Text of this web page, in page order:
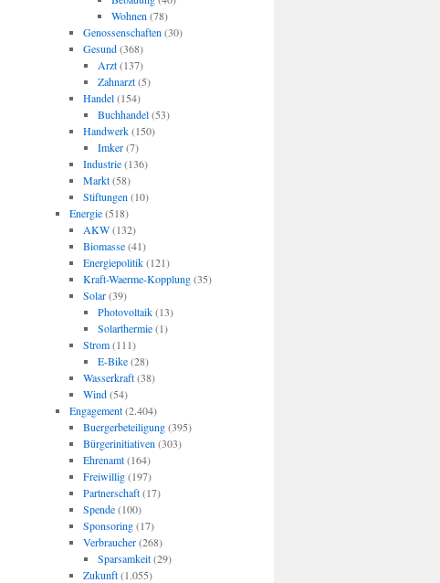
Wohnen (78)
Genossenschaften (30)
Gesund(368)
Arzt(137)
Zahnarzt(5)
Handel(154)
Buchhandel(53)
Handwerk(150)
Imker(7)
Industrie(136)
Markt(58)
Stiftungen (10)
Energie(518)
AKW(132)
Biomasse(41)
Energiepolitik(121)
Kraft-Waerme-Kopplung(35)
Solar(39)
Photovoltaik(13)
Solarthermie(1)
Strom(111)
E-Bike(28)
Wasserkraft(38)
Wind(54)
Engagement(2.404)
Buergerbeteiligung(395)
Bürgerinitiativen (303)
Ehrenamt(164)
Freiwillig(197)
Partnerschaft(17)
Spende(100)
Sponsoring(17)
Verbraucher(268)
Sparsamkeit(29)
Zukunft(1.055)